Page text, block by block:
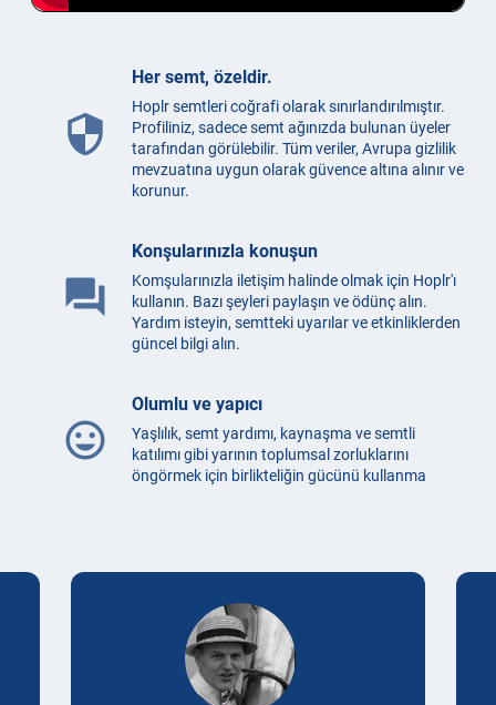
security
Her semt, özeldir.
Hoplr semtleri coğrafi olarak sınırlandırılmıştır.
Profiliniz, sadece semt ağınızda bulunan üyeler
tarafından görülebilir. Tüm veriler, Avrupa gizlilik
mevzuatına uygun olarak güvence altına alınır ve
korunur.
question_answer
Konşularınızla konuşun
Komşularınızla iletişim halinde olmak için Hoplr'ı
kullanın. Bazı şeyleri paylaşın ve ödünç alın.
Yardım isteyin, semtteki uyarılar ve etkinliklerden
güncel bilgi alın.
mood
Olumlu ve yapıcı
Yaşlılık, semt yardımı, kaynaşma ve semtli
katılımı gibi yarının toplumsal zorluklarını
öngörmek için birlikteliğin gücünü kullanma
Testimonials